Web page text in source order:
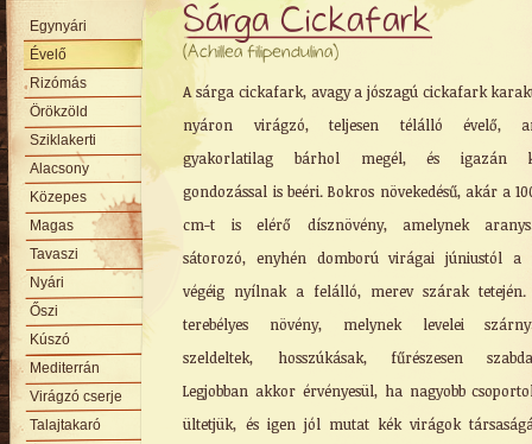
Sárga Cickafark
(Achillea filipendulina)
A sárga cickafark, avagy a jószagú cickafark
nyáron virágzó, teljesen télálló évelő,
gyakorlatilag bárhol megél, és igazán
gondozással is beéri. Bokros növekedésű, akár a
cm-t is elérő dísznövény, amelynek
sátorozó, enyhén domború virágai júniustól a
végéig nyílnak a felálló, merev szárak tetején.
terebélyes növény, melynek levelei
szeldeltek, hosszúkásak, fűrészesen
Legjobban akkor érvényesül, ha nagyobb
ültetjük, és igen jól mutat kék virágok
Egynyári
Évelő
Rizómás
Örökzöld
Sziklakerti
Alacsony
Közepes
Magas
Tavaszi
Nyári
Őszi
Kúszó
Mediterrán
Virágzó cserje
Talajtakaró